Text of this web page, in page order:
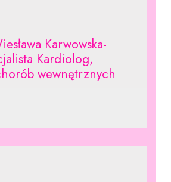
Karwowska-
Kardiolog,
wewnętrznych